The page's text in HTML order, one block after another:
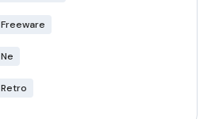
Freeware
Ne
Retro